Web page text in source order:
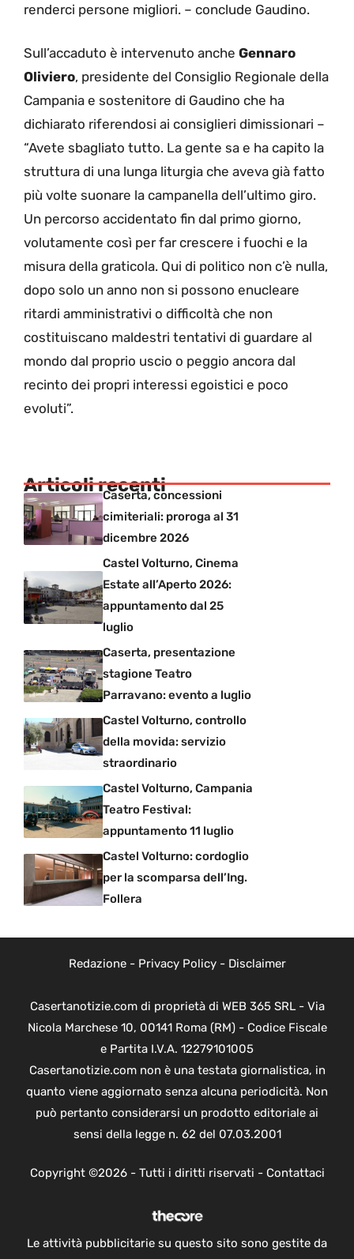
renderci persone migliori. – conclude Gaudino.
Sull’accaduto è intervenuto anche Gennaro
Oliviero, presidente del Consiglio Regionale della
Campania e sostenitore di Gaudino che ha
dichiarato riferendosi ai consiglieri dimissionari –
“Avete sbagliato tutto. La gente sa e ha capito la
struttura di una lunga liturgia che aveva già fatto
più volte suonare la campanella dell’ultimo giro.
Un percorso accidentato fin dal primo giorno,
volutamente così per far crescere i fuochi e la
misura della graticola. Qui di politico non c’è nulla,
dopo solo un anno non si possono enucleare
ritardi amministrativi o difficoltà che non
costituiscano maldestri tentativi di guardare al
mondo dal proprio uscio o peggio ancora dal
recinto dei propri interessi egoistici e poco
evoluti”.
Articoli recenti
Caserta, concessioni
cimiteriali: proroga al 31
dicembre 2026
Castel Volturno, Cinema
Estate all’Aperto 2026:
appuntamento dal 25
luglio
Caserta, presentazione
stagione Teatro
Parravano: evento a luglio
Castel Volturno, controllo
della movida: servizio
straordinario
Castel Volturno, Campania
Teatro Festival:
appuntamento 11 luglio
Castel Volturno: cordoglio
per la scomparsa dell’Ing.
Follera
Redazione- Privacy Policy- Disclaimer
Casertanotizie.com di proprietà di WEB 365 SRL - Via
Nicola Marchese 10, 00141 Roma (RM) - Codice Fiscale
e Partita I.V.A. 12279101005
Casertanotizie.com non è una testata giornalistica, in
quanto viene aggiornato senza alcuna periodicità. Non
può pertanto considerarsi un prodotto editoriale ai
sensi della legge n. 62 del 07.03.2001
Copyright ©2026 - Tutti i diritti riservati - Contattaci
Le attività pubblicitarie su questo sito sono gestite da